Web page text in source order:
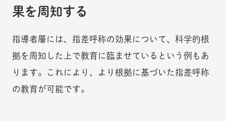
果を周知する
指導者層には、指差呼称の効果について、科学的根
拠を周知した上で教育に臨ませているという例もあ
ります。これにより、より根拠に基づいた指差呼称
の教育が可能です。